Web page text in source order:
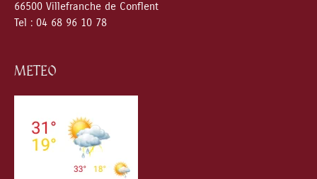
66500 Villefranche de Conflent
Tel : 04 68 96 10 78
METEO